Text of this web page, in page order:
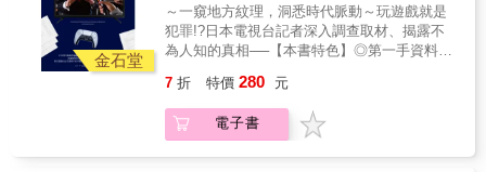
種普遍性的人工流產經驗，因為每個女性都不
同。你所能想像到的每一種人工流產，幾乎都
收錄在本書裡了。合法與非法的，安全與危險
的，還有致命的；雖千萬人吾往矣的，以及聽
命於人——甚至受制於人——的；為了找回自
我的，以及為了放棄自我的。……不過有一種
人工流產你不會在本書中看到，那就是假想式
的反墮胎宣傳：因為輕浮而做的無謂人工流
們的歷經的變遷和轉型，如何創新．怎樣永
續！外國的月亮比較圓？我們很常以一雙充滿
美好想像的眼睛，看到世界（特別是歐美）各
商業創新等一眾美好詞彙，荷蘭更深層的社會
心關鍵的22篇好文。分別就轉型．社會．環境
永續三個面向，討論荷蘭的光明與陰暗，荷蘭
的職場、對待多元性別或許沒有比較平等，對
「什麼人」。如今我們的生活總有數字或分數
常相隨。作為一個人，你的價值可能被簡化為
按讚數、觀看次數與追蹤人數；你的幸福健康
被化約為你一天要走幾步路。量化數字可以讓
錢。如果你認為談論生命的價值很殘忍，請準
備好接受一場顛覆三觀的閱讀體驗。當數字凌
駕於人性，你，願意面對這個世界的真相嗎？
金石堂
～一窺地方紋理，洞悉時代脈動～玩遊戲就是
犯罪!?日本電視台記者深入調查取材、揭露不
為人知的真相──【本書特色】◎第一手資料與
完整收錄歷時三年的取材與採訪內容，揭開未
曾公開的內幕。◎遊戲與社會的拉鋸戰：納入
玩家、創作者、學者、政府等多元視角，解讀
7 折 特價 280 元
電子書